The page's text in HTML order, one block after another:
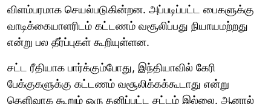
விளம்பரமாக செயல்படுகின்றன. அப்படிப்பட்ட பைகளுக்கு
வாடிக்கையாளரிடம் கட்டணம் வசூலிப்பது நியாயமற்றது
என்று பல தீர்ப்புகள் கூறியுள்ளன.
சட்ட ரீதியாக பார்க்கும்போது, இந்தியாவில் கேரி
பேக்குகளுக்கு கட்டணம் வசூலிக்கக்கூடாது என்று
தெளிவாக கூறும் ஒரு தனிப்பட்ட சட்டம் இல்லை. ஆனால்